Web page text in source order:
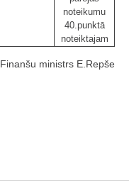
noteikumu
40.punktā
noteiktajam
Finanšu ministrs E.Repše